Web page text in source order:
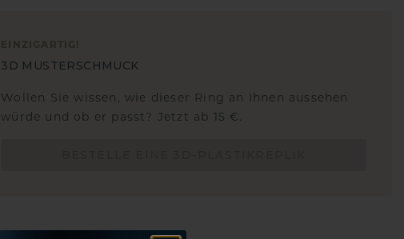
EINZIGARTIG !
3D MUSTERSCHMUCK
Wollen Sie wissen, wie dieser Ring an Ihnen aussehen
würde und ob er passt? Jetzt ab 15 €.